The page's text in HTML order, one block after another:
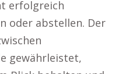
erfolgreich
oder abstellen. Der
gewährleistet,